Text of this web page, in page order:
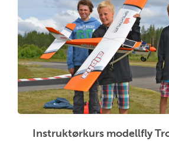
Instruktørkurs modellfly